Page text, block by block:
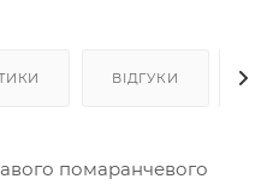
ВІДГУКИ
помаранчевого